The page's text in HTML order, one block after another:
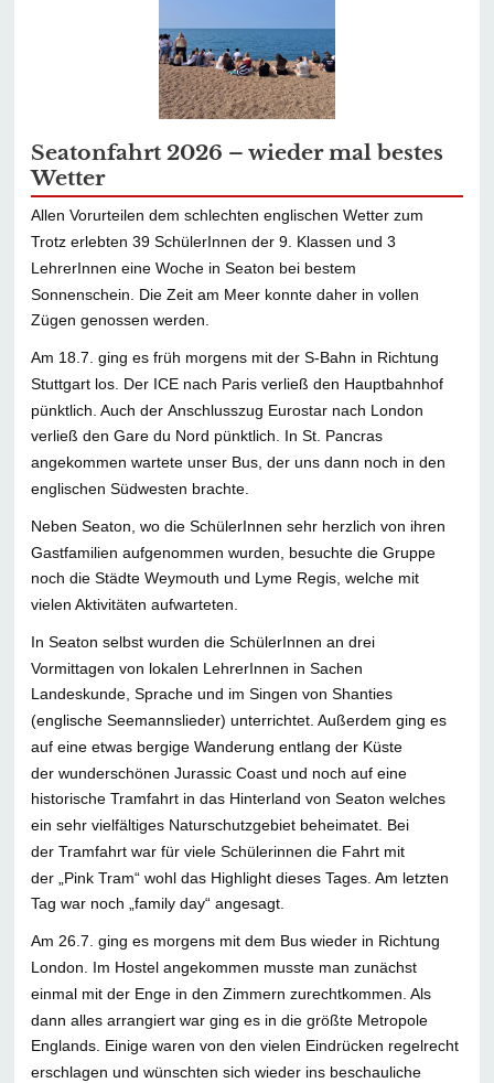
Seatonfahrt 2026 – wieder mal bestes
Wetter
Allen Vorurteilen dem schlechten englischen Wetter zum
Trotz erlebten 39 SchülerInnen der 9. Klassen und 3
LehrerInnen eine Woche in Seaton bei bestem
Sonnenschein. Die Zeit am Meer konnte daher in vollen
Zügen genossen werden.
Am 18.7. ging es früh morgens mit der S-Bahn in Richtung
Stuttgart los. Der ICE nach Paris verließ den Hauptbahnhof
pünktlich. Auch der Anschlusszug Eurostar nach London
verließ den Gare du Nord pünktlich. In St. Pancras
angekommen wartete unser Bus, der uns dann noch in den
englischen Südwesten brachte.
Neben Seaton, wo die SchülerInnen sehr herzlich von ihren
Gastfamilien aufgenommen wurden, besuchte die Gruppe
noch die Städte Weymouth und Lyme Regis, welche mit
vielen Aktivitäten aufwarteten.
In Seaton selbst wurden die SchülerInnen an drei
Vormittagen von lokalen LehrerInnen in Sachen
Landeskunde, Sprache und im Singen von Shanties
(englische Seemannslieder) unterrichtet. Außerdem ging es
auf eine etwas bergige Wanderung entlang der Küste
der wunderschönen Jurassic Coast und noch auf eine
historische Tramfahrt in das Hinterland von Seaton welches
ein sehr vielfältiges Naturschutzgebiet beheimatet. Bei
der Tramfahrt war für viele Schülerinnen die Fahrt mit
der „Pink Tram“ wohl das Highlight dieses Tages. Am letzten
Tag war noch „family day“ angesagt.
Am 26.7. ging es morgens mit dem Bus wieder in Richtung
London. Im Hostel angekommen musste man zunächst
einmal mit der Enge in den Zimmern zurechtkommen. Als
dann alles arrangiert war ging es in die größte Metropole
Englands. Einige waren von den vielen Eindrücken regelrecht
erschlagen und wünschten sich wieder ins beschauliche